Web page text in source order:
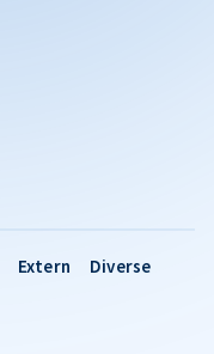
Extern Diverse